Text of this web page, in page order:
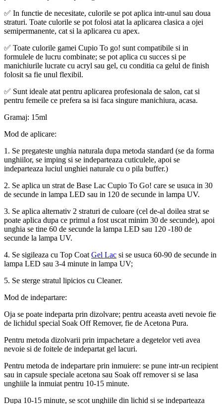
✅ In functie de necesitate, culorile se pot aplica intr-unul sau doua
straturi. Toate culorile se pot folosi atat la aplicarea clasica a ojei
semipermanente, cat si la aplicarea cu apex.
✅ Toate culorile gamei Cupio To go! sunt compatibile si in
formulele de lucru combinate; se pot aplica cu succes si pe
manichiurile lucrate cu acryl sau gel, cu conditia ca gelul de finish
folosit sa fie unul flexibil.
✅ Sunt ideale atat pentru aplicarea profesionala de salon, cat si
pentru femeile ce prefera sa isi faca singure manichiura, acasa.
Gramaj: 15ml
Mod de aplicare:
1. Se pregateste unghia naturala dupa metoda standard (se da forma
unghiilor, se imping si se indeparteaza cuticulele, apoi se
indeparteaza luciul unghiei naturale cu o pila buffer.)
2. Se aplica un strat de Base Lac Cupio To Go! care se usuca in 30
de secunde in lampa LED sau in 120 de secunde in lampa UV.
3. Se aplica alternativ 2 straturi de culoare (cel de-al doilea strat se
poate aplica dupa ce primul a fost uscat minim 30 de secunde), apoi
unghia se tine 60 de secunde la lampa LED sau 120 -180 de
secunde la lampa UV.
4. Se sigileaza cu Top Coat Gel Lac si se usuca 60-90 de secunde in
lampa LED sau 3-4 minute in lampa UV;
5. Se sterge stratul lipicios cu Cleaner.
Mod de indepartare:
Oja se poate indeparta prin dizolvare; pentru aceasta aveti nevoie fie
de lichidul special Soak Off Remover, fie de Acetona Pura.
Pentru metoda dizolvarii prin impachetare a degetelor veti avea
nevoie si de foitele de indepartat gel lacuri.
Pentru metoda de indepartare prin inmuiere: se pune intr-un recipient
sau in capsule speciale acetona sau Soak off remover si se lasa
unghiile la inmuiat pentru 10-15 minute.
Dupa 10-15 minute, se scot unghiile din lichid si se indeparteaza